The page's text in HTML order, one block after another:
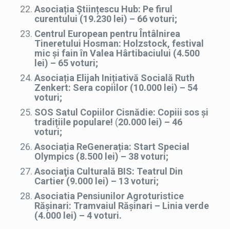
Asociația Științescu Hub: Pe firul
curentului (19.230 lei) – 66 voturi;
Centrul European pentru Întâlnirea
Tineretului Hosman: Holzstock, festival
mic și fain în Valea Hârtibaciului (4.500
lei) – 65 voturi;
Asociația Elijah Inițiativă Socială Ruth
Zenkert: Sera copiilor (10.000 lei) – 54
voturi;
SOS Satul Copiilor Cisnădie: Copiii sos și
tradițiile populare! (20.000 lei) – 46
voturi;
Asociația ReGenerația: Start Special
Olympics (8.500 lei) – 38 voturi;
Asociaţia Culturală BIS: Teatrul Din
Cartier (9.000 lei) – 13 voturi;
Asociatia Pensiunilor Agroturistice
Rășinari: Tramvaiul Rășinari – Linia verde
(4.000 lei) – 4 voturi.